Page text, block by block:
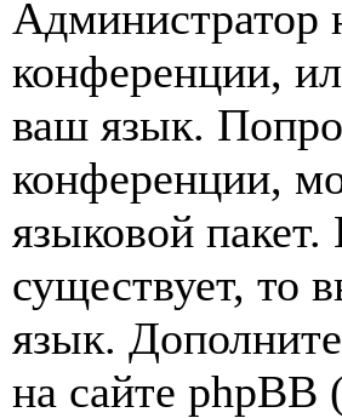
Администратор
конференции,
ваш язык.
конференции,
языковой пакет.
существует, то
язык.
на сайте phpBB